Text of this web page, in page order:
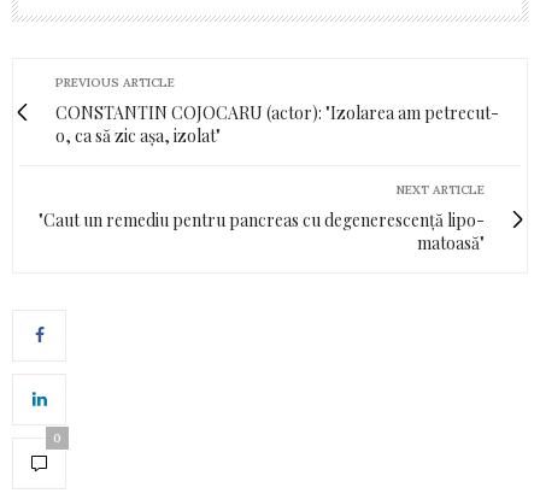
PREVIOUS ARTICLE
CONSTANTIN COJOCARU (actor): "Izolarea am petrecut-
o, ca să zic așa, izolat"
NEXT ARTICLE
"Caut un remediu pentru pancreas cu degenerescență lipo­
ma­toasă"
0